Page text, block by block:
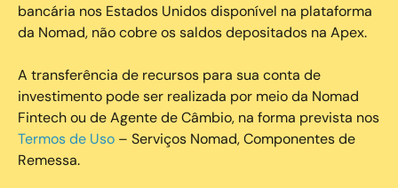
bancária nos Estados Unidos disponível na plataforma
da Nomad, não cobre os saldos depositados na Apex.
A transferência de recursos para sua conta de
investimento pode ser realizada por meio da Nomad
Fintech ou de Agente de Câmbio, na forma prevista nos
Termos de Uso – Serviços Nomad, Componentes de
Remessa.